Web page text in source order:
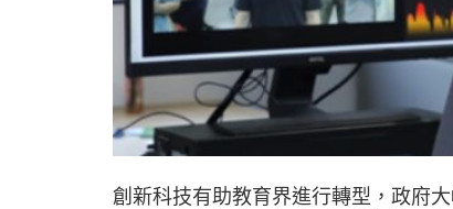
創新科技有助教育界進行轉型，政府